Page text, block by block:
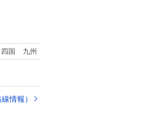
四国 九州
情報）